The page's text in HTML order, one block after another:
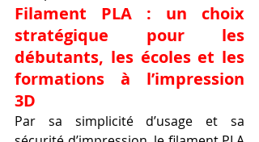
Filament PLA : un choix
stratégique pour les
débutants, les écoles et les
formations à l’impression
3D
Par sa simplicité d’usage et sa